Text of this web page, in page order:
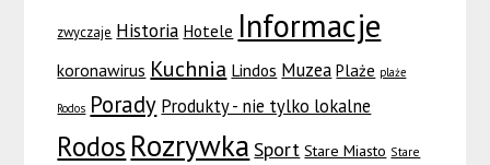
zwyczaje Historia Hotele Informacje
koronawirus Kuchnia Lindos Muzea Plaże plaże
Rodos Porady Produkty - nie tylko lokalne
Rodos Rozrywka Sport Stare Miasto Stare